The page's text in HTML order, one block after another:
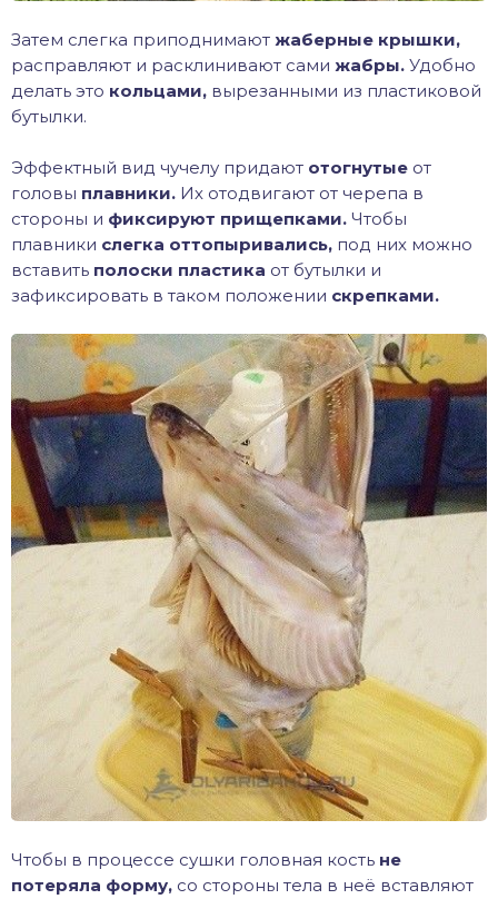
Затем слегка приподнимают жаберные крышки,
расправляют и расклинивают сами жабры. Удобно
делать это кольцами, вырезанными из пластиковой
бутылки.
Эффектный вид чучелу придают отогнутые от
головы плавники. Их отодвигают от черепа в
стороны и фиксируют прищепками. Чтобы
плавники слегка оттопыривались, под них можно
вставить полоски пластика от бутылки и
зафиксировать в таком положении скрепками.
Чтобы в процессе сушки головная кость не
потеряла форму, со стороны тела в неё вставляют